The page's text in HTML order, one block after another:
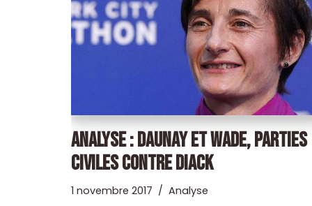
ANALYSE : DAUNAY ET WADE, PARTIES
CIVILES CONTRE DIACK
1 novembre 2017 Analyse